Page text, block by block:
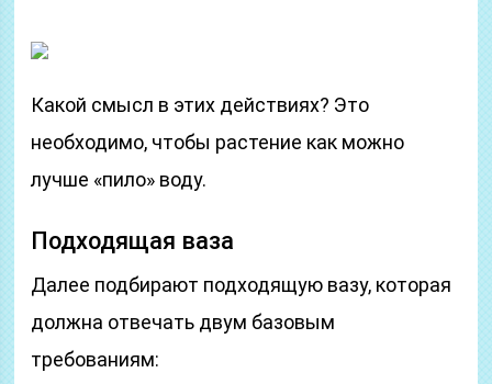
Какой смысл в этих действиях? Это
необходимо, чтобы растение как можно
лучше «пило» воду.
Подходящая ваза
Далее подбирают подходящую вазу, которая
должна отвечать двум базовым
требованиям: